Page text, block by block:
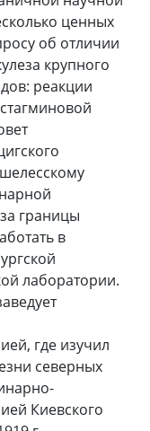
ценных
об отличии
крупного
реакции
границы
в
лаборатории.
где изучил
северных
Киевского